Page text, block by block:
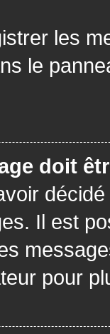
les
le
doit
Il est
pour